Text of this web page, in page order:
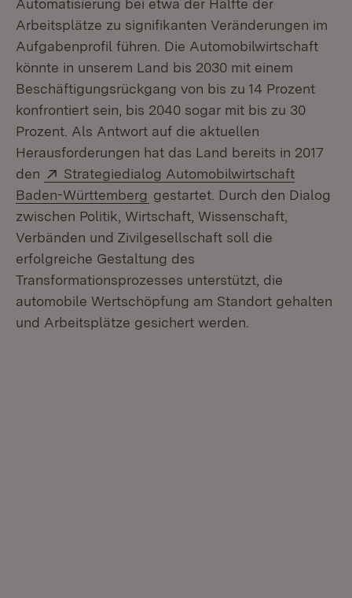
Automatisierung bei etwa der Hälfte der
Arbeitsplätze zu signifikanten Veränderungen im
Aufgabenprofil führen. Die Automobilwirtschaft
könnte in unserem Land bis 2030 mit einem
Beschäftigungsrückgang von bis zu 14 Prozent
konfrontiert sein, bis 2040 sogar mit bis zu 30
Prozent. Als Antwort auf die aktuellen
Herausforderungen hat das Land bereits in 2017
den
Extern:
Strategiedialog Automobilwirtschaft
Baden-Württemberg (Öffnet in neuem Fenster)
gestartet. Durch den Dialog
zwischen Politik, Wirtschaft, Wissenschaft,
Verbänden und Zivilgesellschaft soll die
erfolgreiche Gestaltung des
Transformationsprozesses unterstützt, die
automobile Wertschöpfung am Standort gehalten
und Arbeitsplätze gesichert werden.